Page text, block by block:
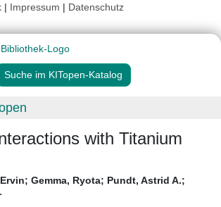
| Impressum | Datenschutz
Suche im KITopen-Katalog
with Titanium
; Gemma, Ryota; Pundt, Astrid A.;